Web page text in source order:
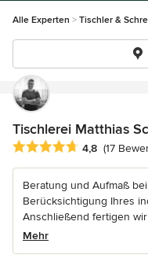
Alle Experten Tischler &
Tischlerei Matthias
Durchschnittliche
4,8 (17
Beratung und Aufmaß
Berücksichtigung Ihres
Anschließend fertigen
Mehr